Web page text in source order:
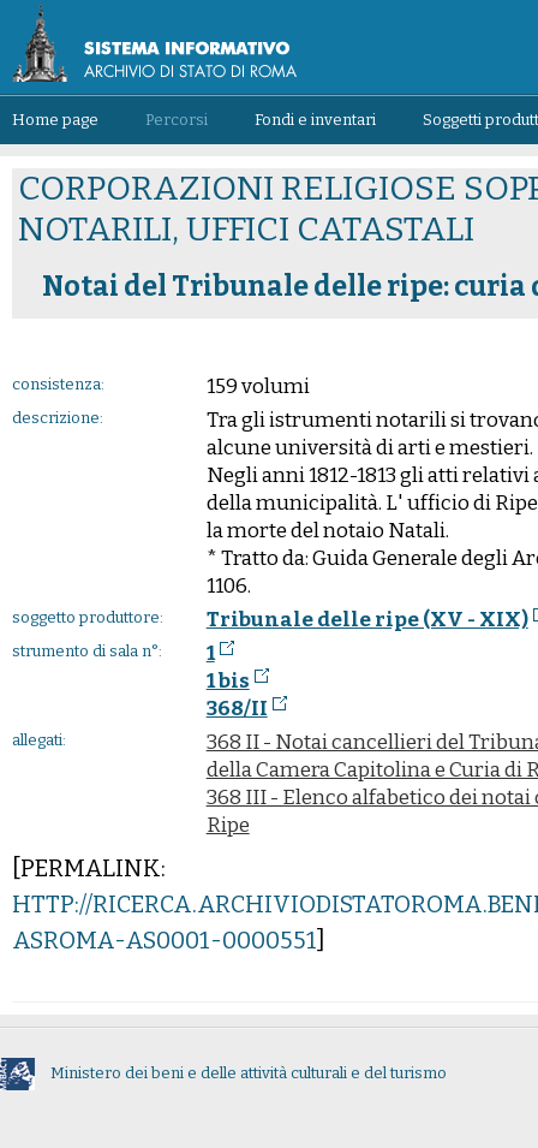
Home page Percorsi Fondi e inventari Soggetti
CORPORAZIONI RELIGIOSE
NOTARILI, UFFICI CATASTALI
Notai del Tribunale delle ripe:
consistenza: 159 volumi
descrizione:
Tra gli istrumenti notarili si
alcune università di arti e mestieri.
Negli anni 1812-1813 gli atti
della municipalità. L' ufficio di
la morte del notaio Natali.
* Tratto da: Guida Generale degli
1106.
soggetto produttore: Tribunale delle ripe (XV - XIX)
strumento di sala n°:
1
1 bis
368/II
allegati:
368 II - Notai cancellieri del
della Camera Capitolina e Curia di
368 III - Elenco alfabetico dei
Ripe
[PERMALINK:
HTTP://
ASROMA-AS0001-0000551
Ministero dei beni e delle attività culturali e del turismo